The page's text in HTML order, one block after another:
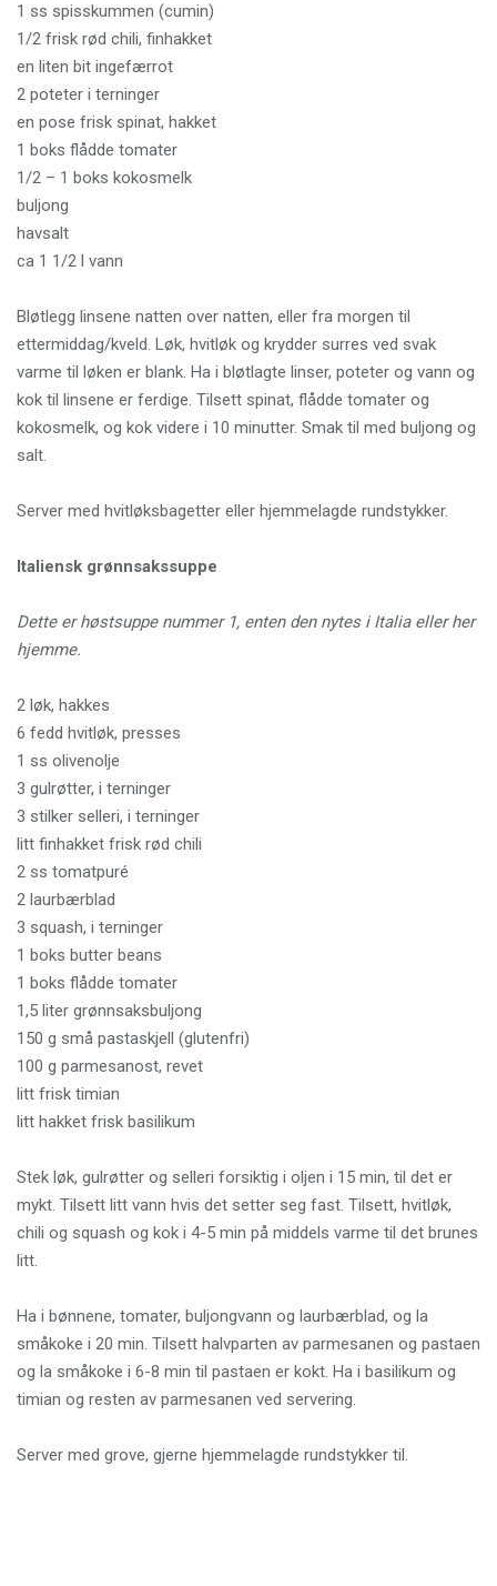
1 ss spisskummen (cumin)
1/2 frisk rød chili, finhakket
en liten bit ingefærrot
2 poteter i terninger
en pose frisk spinat, hakket
1 boks flådde tomater
1/2 – 1 boks kokosmelk
buljong
havsalt
ca 1 1/2 l vann
Bløtlegg linsene natten over natten, eller fra morgen til
ettermiddag/kveld. Løk, hvitløk og krydder surres ved svak
varme til løken er blank. Ha i bløtlagte linser, poteter og vann og
kok til linsene er ferdige. Tilsett spinat, flådde tomater og
kokosmelk, og kok videre i 10 minutter. Smak til med buljong og
salt.
Server med hvitløksbagetter eller hjemmelagde rundstykker.
Italiensk grønnsakssuppe
Dette er høstsuppe nummer 1, enten den nytes i Italia eller her
hjemme.
2 løk, hakkes
6 fedd hvitløk, presses
1 ss olivenolje
3 gulrøtter, i terninger
3 stilker selleri, i terninger
litt finhakket frisk rød chili
2 ss tomatpuré
2 laurbærblad
3 squash, i terninger
1 boks butter beans
1 boks flådde tomater
1,5 liter grønnsaksbuljong
150 g små pastaskjell (glutenfri)
100 g parmesanost, revet
litt frisk timian
litt hakket frisk basilikum
Stek løk, gulrøtter og selleri forsiktig i oljen i 15 min, til det er
mykt. Tilsett litt vann hvis det setter seg fast. Tilsett, hvitløk,
chili og squash og kok i 4-5 min på middels varme til det brunes
litt.
Ha i bønnene, tomater, buljongvann og laurbærblad, og la
småkoke i 20 min. Tilsett halvparten av parmesanen og pastaen
og la småkoke i 6-8 min til pastaen er kokt. Ha i basilikum og
timian og resten av parmesanen ved servering.
Server med grove, gjerne hjemmelagde rundstykker til.